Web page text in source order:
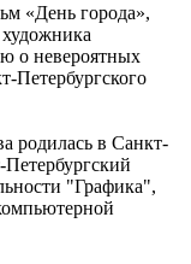
«День города»,
о невероятных
Петербургского
родилась в Санкт-
"Графика",